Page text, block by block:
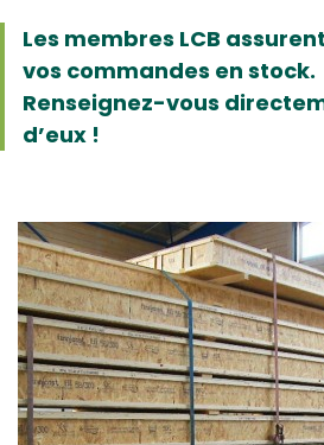
Les membres LCB
vos commandes en stock.
Renseignez-vous
d’eux !